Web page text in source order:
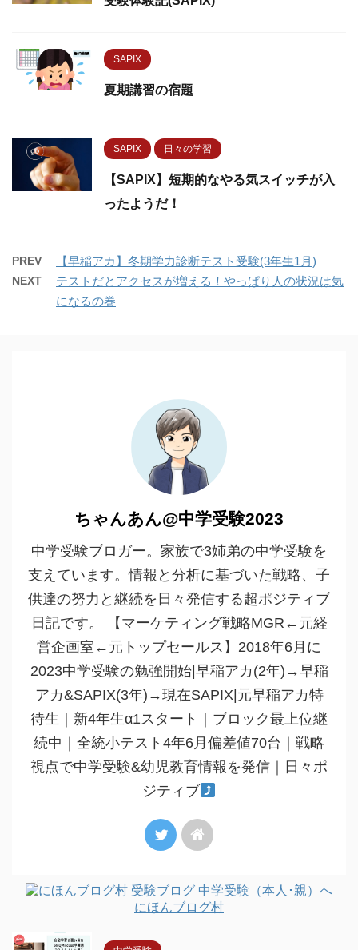
SAPIX
夏期講習の宿題
SAPIX 日々の学習
【SAPIX】短期的なやる気スイッチが入
ったようだ！
PREV 【早稲アカ】冬期学力診断テスト受験(3年生1月)
NEXT
テストだとアクセスが増える！やっぱり人の状況は気
になるの巻
ちゃんあん@中学受験2023
中学受験ブロガー。家族で3姉弟の中学受験を
支えています。情報と分析に基づいた戦略、子
供達の努力と継続を日々発信する超ポジティブ
日記です。 【マーケティング戦略MGR←元経
営企画室←元トップセールス】2018年6月に
2023中学受験の勉強開始|早稲アカ(2年)→早稲
アカ&SAPIX(3年)→現在SAPIX|元早稲アカ特
待生｜新4年生α1スタート｜ブロック最上位継
続中｜全統小テスト4年6月偏差値70台｜戦略
視点で中学受験&幼児教育情報を発信｜日々ポ
ジティブ
にほんブログ村